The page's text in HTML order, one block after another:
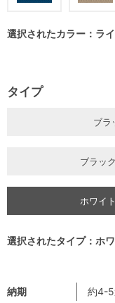
納期
約4-5
選択されたカラー：ラ
タイプ
ブラ
ブラッ
ホワイ
選択されたタイプ：ホ